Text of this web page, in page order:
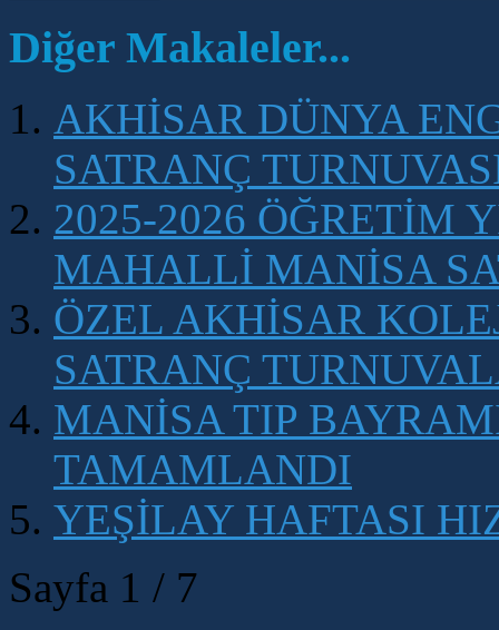
Diğer Makaleler...
AKHİSAR DÜNYA
SATRANÇ
2025-2026 ÖĞRETİM
MAHALLİ MANİSA
ÖZEL AKHİSAR
SATRANÇ
MANİSA TIP
TAMAMLANDI
YEŞİLAY HAFTASI
Sayfa 1 / 7